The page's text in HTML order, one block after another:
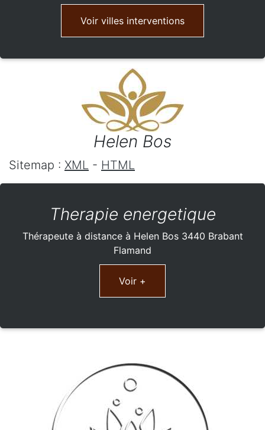
Voir villes interventions
Helen Bos
Sitemap : XML - HTML
Therapie energetique
Thérapeute à distance à Helen Bos 3440 Brabant
Flamand
Voir +